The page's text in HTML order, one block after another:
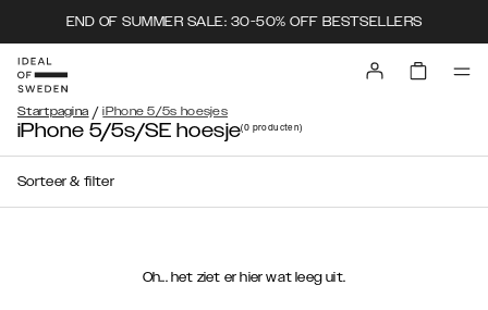
END OF SUMMER SALE: 30-50% OFF BESTSELLERS
Startpagina / iPhone 5/5s hoesjes
iPhone 5/5s/SE hoesje(0 producten)
Sorteer & filter
Oh... het ziet er hier wat leeg uit.